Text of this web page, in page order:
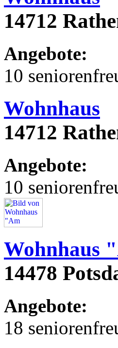
14712
Angebote:
10
Wohnhaus
14712
Angebote:
10
Wohnhaus
14478
Angebote:
18